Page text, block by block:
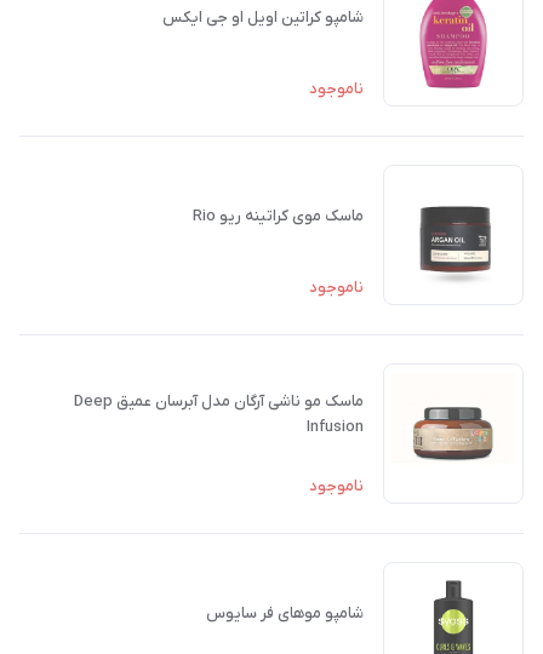
شامپو کراتین اویل او جی ایکس
ناموجود
ماسک موی کراتینه ریو Rio
ناموجود
ماسک مو ناشی آرگان مدل آبرسان عمیق Deep
Infusion
ناموجود
شامپو موهای فر سایوس